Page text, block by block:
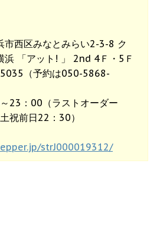
市西区みなとみらい2-3-8 ク
浜 「アット! 」 2nd 4Ｆ・5Ｆ
（予約は050-5868-
23：00（ラストオーダー
祝前日22：30）
strJ000019312/